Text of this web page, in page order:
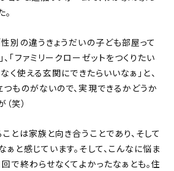
別の違うきょうだいの子ども部屋って
「ファミリークローゼットをつくりたい
なく使える玄関にできたらいいなぁ」と、
つものがないので、実現できるかどうか
笑）
とは家族と向き合うことであり、そして
と感じています。そして、こんなに悩ま
で終わらせなくてよかったなぁとも。住